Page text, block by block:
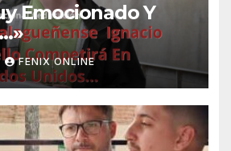
Emocionado Y
FENIX ONLINE